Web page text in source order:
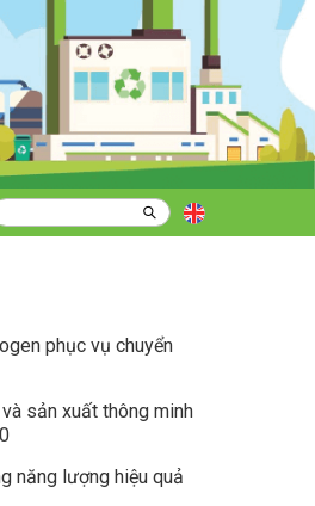
phục vụ chuyển
sản xuất thông minh
năng lượng hiệu quả